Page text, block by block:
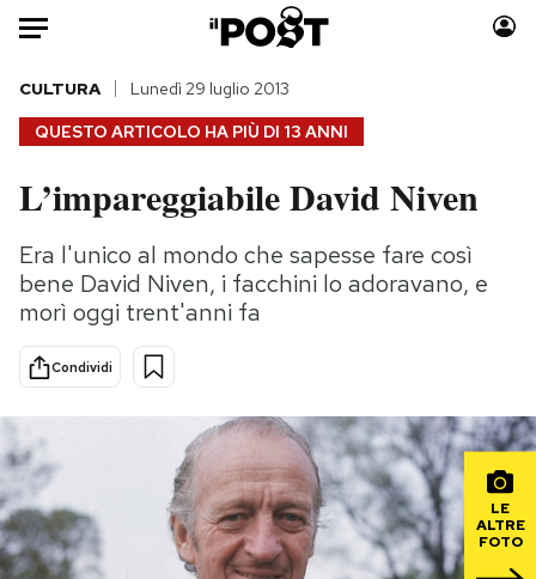
Auto
HOME
Italia
Politica
Tecnologia
Scienza
Moda
Consumismi
Altrecose
Mondiali calcio 2026
QUESTO ARTICOLO HA PIÙ DI 13 ANNI
CULTURA Lunedì 29 luglio 2013
L’impareggiabile David Niven
Era l'unico al mondo che sapesse fare così
bene David Niven, i facchini lo adoravano, e
morì oggi trent'anni fa
Condividi
LE
ALTRE
FOTO